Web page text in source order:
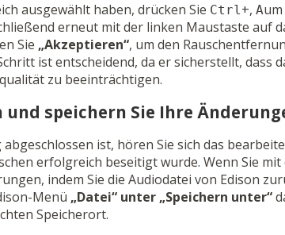
ausgewählt haben, drücken Sie Ctrl+, A
erneut mit der linken Maustaste auf
Sie „Akzeptieren“, um den
ist entscheidend, da er sicherstellt, dass
zu beeinträchtigen.
speichern Sie Ihre
ist, hören Sie sich das
erfolgreich beseitigt wurde. Wenn Sie
indem Sie die Audiodatei von Edison
Menü „Datei“ unter „Speichern unter“
Speicherort.